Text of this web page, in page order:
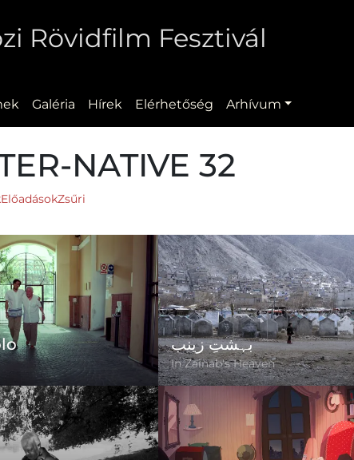
Rövidfilm Fesztivál
Galéria Hírek Elérhetőség Arhívum
NATIVE 32
ElőadásokZsűri
بہشتِ زینب
In Zainab's Heaven